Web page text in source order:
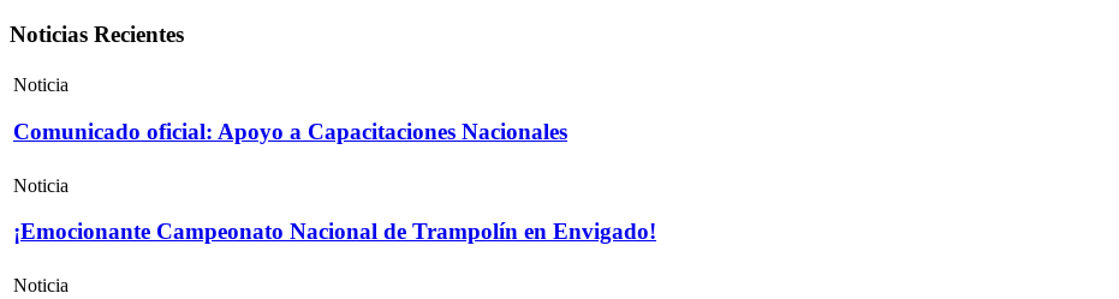
Noticias Recientes
Noticia
Comunicado oficial: Apoyo a Capacitaciones Nacionales
Noticia
¡Emocionante Campeonato Nacional de Trampolín en Envigado!
Noticia